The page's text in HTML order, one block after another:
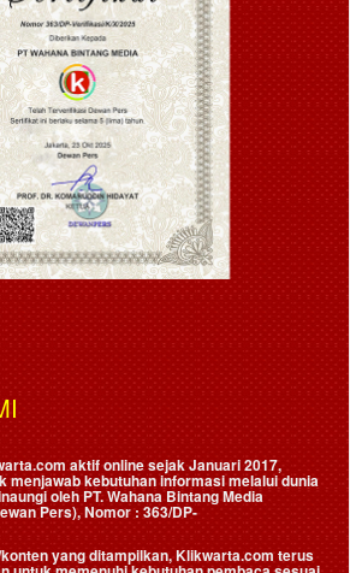
aktif online sejak Januari 2017,
menjawab kebutuhan informasi melalui dunia
oleh PT. Wahana Bintang Media
Pers), Nomor : 363/DP-
yang ditampilkan, Klikwarta.com terus